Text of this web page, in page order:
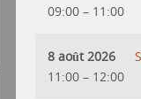
09:00 – 11:00
8 août 2026
11:00 – 12:00